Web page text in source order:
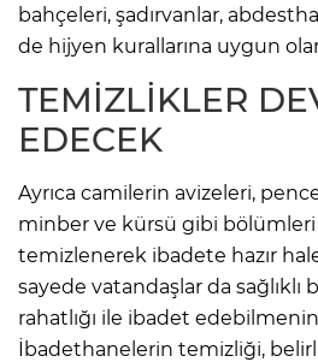
bahçeleri, şadırvanlar,
de hijyen kurallarına uygun
TEMİZLİKLER
EDECEK
Ayrıca camilerin avizeleri,
minber ve kürsü gibi bölümleri
temizlenerek ibadete hazır
sayede vatandaşlar da sağlıklı
rahatlığı ile ibadet
İbadethanelerin temizliği,